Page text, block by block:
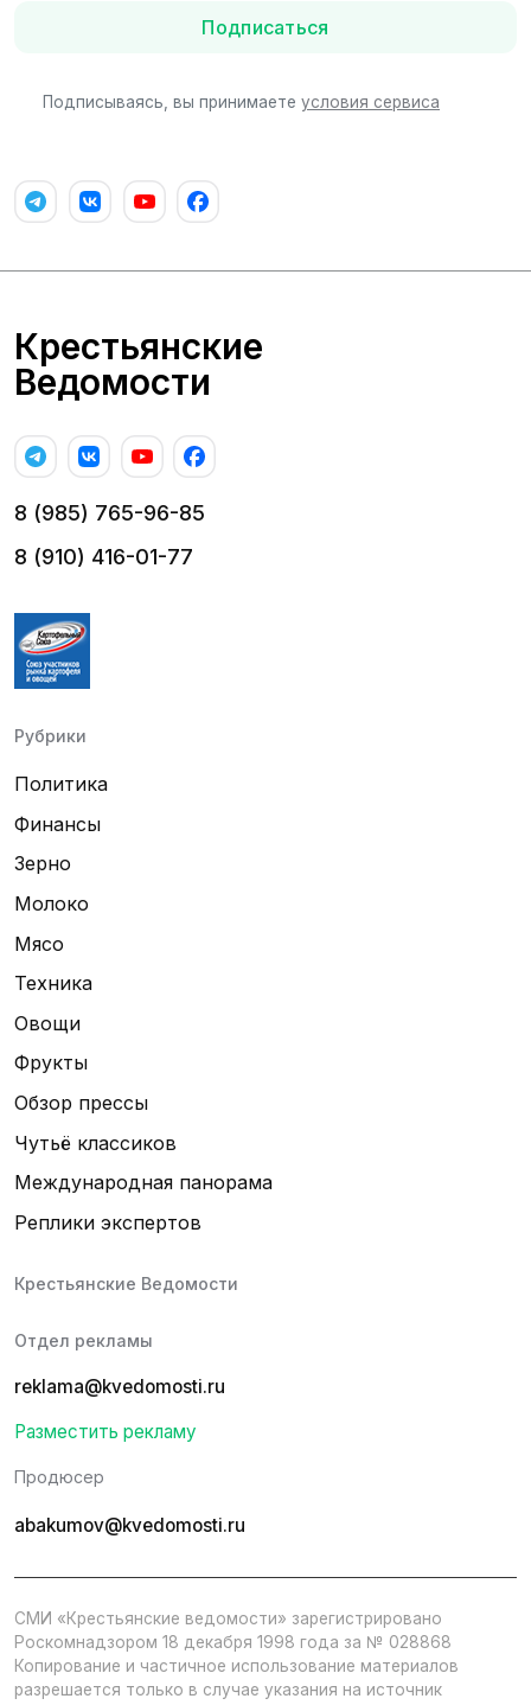
Подписаться
Подписываясь, вы принимаете условия сервиса
Крестьянские
Ведомости
8 (985) 765-96-85
8 (910) 416-01-77
Рубрики
Политика
Финансы
Зерно
Молоко
Мясо
Техника
Овощи
Фрукты
Обзор прессы
Чутьё классиков
Международная панорама
Реплики экспертов
Крестьянские Ведомости
Отдел рекламы
reklama@kvedomosti.ru
Разместить рекламу
Продюсер
abakumov@kvedomosti.ru
СМИ «Крестьянские ведомости» зарегистрировано
Роскомнадзором 18 декабря 1998 года за № 028868
Копирование и частичное использование материалов
разрешается только в случае указания на источник